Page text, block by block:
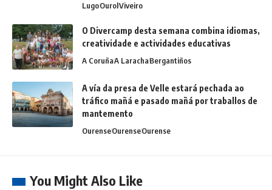
LugoOurolViveiro
O Divercamp desta semana combina idiomas,
creatividade e actividades educativas
A CoruñaA LarachaBergantiños
A vía da presa de Velle estará pechada ao
tráfico mañá e pasado mañá por traballos de
mantemento
OurenseOurenseOurense
You Might Also Like